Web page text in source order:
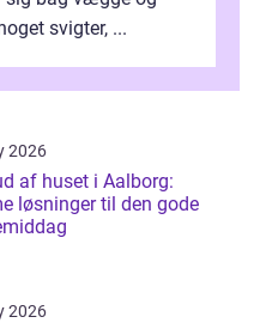
svigter, ...
2026
af huset i Aalborg:
løsninger til den gode
2026